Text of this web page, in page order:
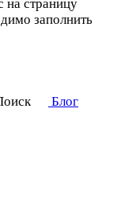
на страницу
заполнить
Блог